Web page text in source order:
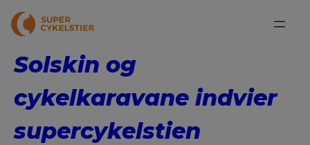
Solskin og
cykelkaravane indvier
supercykelstien